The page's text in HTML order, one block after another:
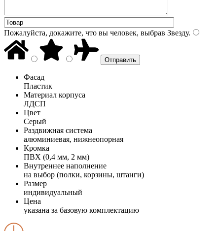
Пожалуйста, докажите, что вы человек, выбрав Звезду.
Фасад
Пластик
Материал корпуса
ЛДСП
Цвет
Серый
Раздвижная система
алюминиевая, нижнеопорная
Кромка
ПВХ (0,4 мм, 2 мм)
Внутреннее наполнение
на выбор (полки, корзины, штанги)
Размер
индивидуальный
Цена
указана за базовую комплектацию